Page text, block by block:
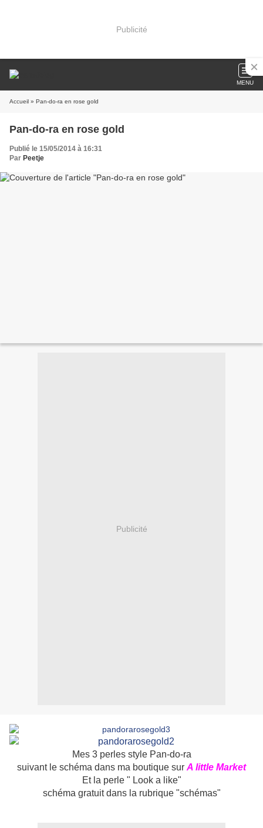
Publicité
MENU
Accueil » Pan-do-ra en rose gold
Pan-do-ra en rose gold
Publié le 15/05/2014 à 16:31
Par Peetje
Publicité
Mes 3 perles style Pan-do-ra
suivant le schéma dans ma boutique sur A little Market
Et la perle " Look a like"
schéma gratuit dans la rubrique "schémas"